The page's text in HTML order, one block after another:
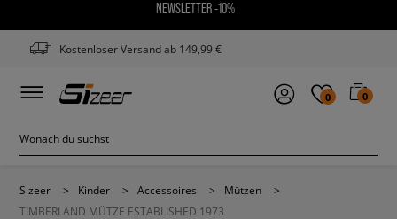
NEWSLETTER -10%
Kostenloser Versand ab 149,99 €
0 0
Sizeer > Kinder > Accessoires > Mützen
>
TIMBERLAND MÜTZE ESTABLISHED 1973